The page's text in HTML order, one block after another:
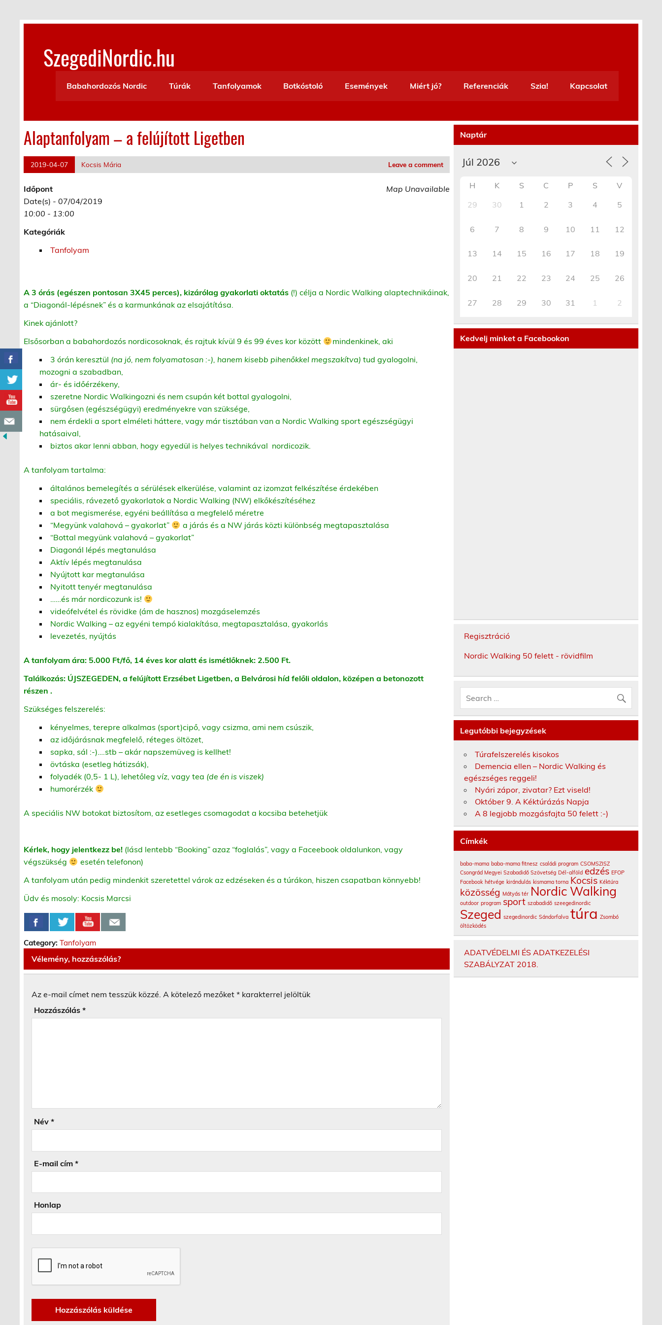
content
SzegediNordic.hu
Babahordozós Nordic
Túrák Tanfolyamok Botkóstoló Események Miért jó? Referenciák Szia! Kapcsolat
Alaptanfolyam – a felújított Ligetben
2019-04-07 Kocsis Mária Leave a comment
Map Unavailable
Időpont
Date(s) - 07/04/2019
10:00 - 13:00
Kategóriák
Tanfolyam
A 3 órás (egészen pontosan 3X45 perces), kizárólag gyakorlati oktatás (!) célja a Nordic Walking alaptechnikáinak,
a “Diagonál-lépésnek” és a karmunkának az elsajátítása.
Kinek ajánlott?
Elsősorban a babahordozós nordicosoknak, és rajtuk kívül 9 és 99 éves kor között
mindenkinek, aki
3 órán keresztül (na jó, nem folyamatosan :-), hanem kisebb pihenőkkel megszakítva)tud gyalogolni,
mozogni a szabadban,
ár- és időérzékeny,
szeretne Nordic Walkingozni és nem csupán két bottal gyalogolni,
sürgősen (egészségügyi) eredményekre van szüksége,
nem érdekli a sport elméleti háttere, vagy már tisztában van a Nordic Walking sport egészségügyi
hatásaival,
biztos akar lenni abban, hogy egyedül is helyes technikával nordicozik.
A tanfolyam tartalma:
általános bemelegítés a sérülések elkerülése, valamint az izomzat felkészítése érdekében
speciális, rávezető gyakorlatok a Nordic Walking (NW) elkőkészítéséhez
a bot megismerése, egyéni beállítása a megfelelő méretre
“Megyünk valahová – gyakorlat”
a járás és a NW járás közti különbség megtapasztalása
“Bottal megyünk valahová – gyakorlat”
Diagonál lépés megtanulása
Aktív lépés megtanulása
Nyújtott kar megtanulása
Nyitott tenyér megtanulása
……és már nordicozunk is!
videófelvétel és rövidke (ám de hasznos) mozgáselemzés
Nordic Walking – az egyéni tempó kialakítása, megtapasztalása, gyakorlás
levezetés, nyújtás
A tanfolyam ára: 5.000 Ft/fő, 14 éves kor alatt és ismétlőknek: 2.500 Ft.
Találkozás: ÚJSZEGEDEN, a felújított Erzsébet Ligetben, a Belvárosi híd felőli oldalon, középen a betonozott
részen .
Szükséges felszerelés:
kényelmes, terepre alkalmas (sport)cipő, vagy csizma, ami nem csúszik,
az időjárásnak megfelelő, réteges öltözet,
sapka, sál :-)….stb – akár napszemüveg is kellhet!
övtáska (esetleg hátizsák),
folyadék (0,5- 1 L), lehetőleg víz, vagy tea (de én is viszek)
humorérzék
A speciális NW botokat biztosítom, az esetleges csomagodat a kocsiba betehetjük
Kérlek, hogy jelentkezz be! (lásd lentebb “Booking” azaz “foglalás”, vagy a Faceebook oldalunkon, vagy
végszükség
esetén telefonon)
A tanfolyam után pedig mindenkit szeretettel várok az edzéseken és a túrákon, hiszen csapatban könnyebb!
Üdv és mosoly: Kocsis Marcsi
Category:Tanfolyam
Vélemény, hozzászólás?
Az e-mail címet nem tesszük közzé. A kötelező mezőket* karakterrel jelöltük
Hozzászólás*
Név*
E-mail cím*
Honlap
Naptár
H K S C P S
V
29
30 1 2 3 4 5
6 7 8 9 10 11 12
13 14 15 16 17 18 19
20 21 22 23 24 25 26
27 28 29 30 31 1 2
Kedvelj minket a Facebookon
Regisztráció
Nordic Walking 50 felett - rövidfilm
Legutóbbi bejegyzések
Túrafelszerelés kisokos
Demencia ellen – Nordic Walking és
egészséges reggeli!
Nyári zápor, zivatar? Ezt viseld!
Október 9. A Kéktúrázás Napja
A 8 legjobb mozgásfajta 50 felett :-)
Címkék
baba-mama baba-mama fitnesz családi program CSOMSZISZ
Csongrád Megyei Szabadidő Szövetség Dél-alföld edzés EFOP
Facebook hétvége kirándulás kismama torna Kocsis Kéktúra
közösség Mátyás tér Nordic Walking
outdoor program sport szabadidő szeegedinordic
Szeged szegedinordic Sándorfalva túra Zsombó
öltözködés
ADATVÉDELMI ÉS ADATKEZELÉSI
SZABÁLYZAT 2018.